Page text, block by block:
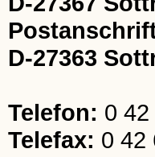
D-27363
Telefon: 0
Telefax: 0 42